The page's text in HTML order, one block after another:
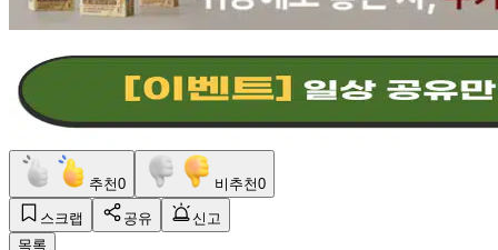
추천0 비추천0
스크랩 공유
신고
목록